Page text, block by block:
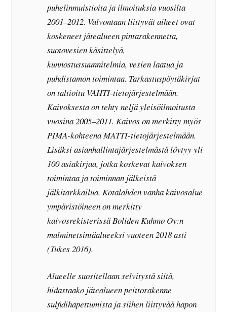
puhelinmuistioita ja ilmoituksia vuosilta
2001–2012. Valvontaan liittyvät aiheet ovat
koskeneet jätealueen pintarakennetta,
suotovesien käsittelyä,
kunnostussuunnitelmia, vesien laatua ja
puhdistamon toimintaa. Tarkastuspöytäkirjat
on taltioitu VAHTI-tietojärjestelmään.
Kaivoksesta on tehty neljä yleisöilmoitusta
vuosina 2005–2011. Kaivos on merkitty myös
PIMA-kohteena MATTI-tietojärjestelmään.
Lisäksi asianhallintajärjestelmästä löytyy yli
100 asiakirjaa, jotka koskevat kaivoksen
toimintaa ja toiminnan jälkeistä
jälkitarkkailua. Kotalahden vanha kaivosalue
ympäristöineen on merkitty
kaivosrekisterissä Boliden Kuhmo Oy:n
malminetsintäalueeksi vuoteen 2018 asti
(Tukes 2016).
Alueelle suositellaan selvitystä siitä,
hidastaako jätealueen peittorakenne
sulfidihapettumista ja siihen liittyvää hapon